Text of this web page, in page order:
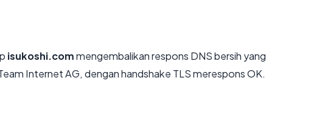
isukoshi.commengembalikan respons DNS bersih yang
Internet AG, dengan handshake TLS merespons OK.